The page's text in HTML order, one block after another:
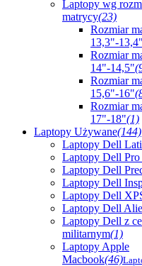
Laptopy wg
matrycy(23)
Rozmiar
13,3"-13,4"
Rozmiar
14"-14,5"
Rozmiar
15,6"-16"
Rozmiar
17"-18"(1)
Laptopy Używane(144)
Laptopy Dell
Laptopy Dell Pro
Laptopy Dell
Laptopy Dell
Laptopy Dell
Laptopy Dell
Laptopy Dell z
militarnym(1)
Laptopy Apple
Macbook(46)